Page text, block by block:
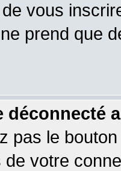
vous
prend que
déconnecté
pas le
de votre